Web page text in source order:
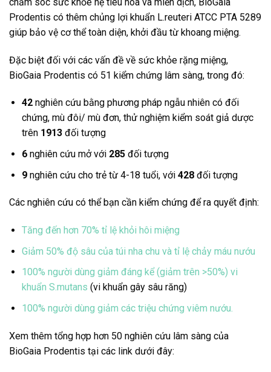
Prodentis có thêm chủng lợi khuẩn L.reuteri ATCC PTA 5289
giúp bảo vệ cơ thể toàn diện, khởi đầu từ khoang miệng.
Đặc biệt đối với các vấn đề về sức khỏe rặng miệng,
BioGaia Prodentis có 51 kiểm chứng lâm sàng, trong đó:
42nghiên cứu bằng phương pháp ngẫu nhiên có đối
chứng, mù đôi/ mù đơn, thử nghiệm kiểm soát giả dược
trên 1913 đối tượng
6nghiên cứu mở với 285đối tượng
9nghiên cứu cho trẻ từ 4-18 tuổi, với 428 đối tượng
Các nghiên cứu có thể bạn cần kiểm chứng để ra quyết định:
Tăng đến hơn 70% tỉ lệ khỏi hôi miệng
Giảm 50% độ sâu của túi nha chu và tỉ lệ chảy máu nướu
100% người dùng giảm đáng kể (giảm trên >50%) vi
khuẩn S.mutans (vi khuẩn gây sâu răng)
100% người dùng giảm các triệu chứng viêm nướu.
Xem thêm tổng hợp hơn 50 nghiên cứu lâm sàng của
BioGaia Prodentis tại các link dưới đây: